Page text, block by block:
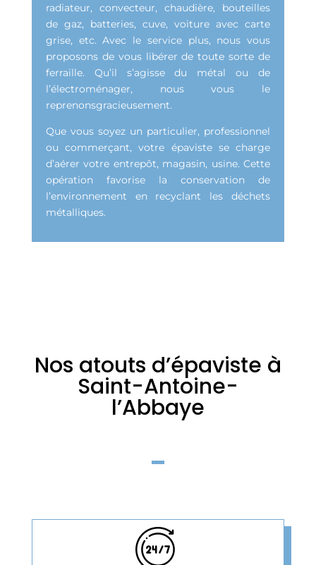
radiateur, convecteur, chaudière, bouteilles
de gaz, batteries, cuve, voiture avec carte
grise, etc. Avec le service plus, nous vous
proposons de vous libérer de toute sorte de
ferraille. Qu’il s’agisse du métal ou de
l’électroménager, nous vous le
reprenonsgracieusement.
Que vous soyez un particulier, professionnel
ou commerçant, votre épaviste se charge
d’aérer votre entrepôt, magasin, usine. Cette
opération favorise la conservation de
l’environnement en recyclant les déchets
métalliques.
Nos atouts d’épaviste à
Saint-Antoine-
l’Abbaye